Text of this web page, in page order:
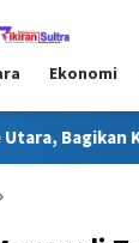
Ekonomi
Bagikan